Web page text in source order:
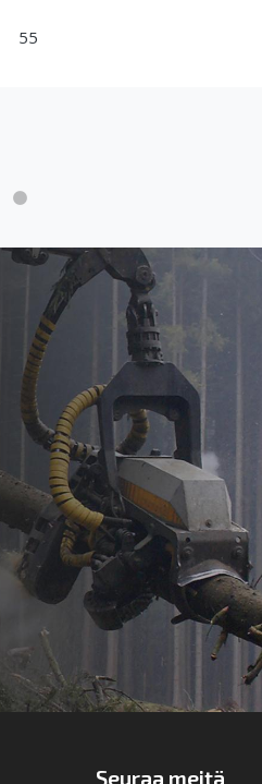
55
Seuraa meitä